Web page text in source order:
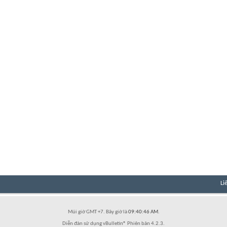
Múi giờ GMT +7. Bây giờ là09:40:46 AM.
Diễn đàn sử dụng vBulletin® Phiên bản 4.2.3.